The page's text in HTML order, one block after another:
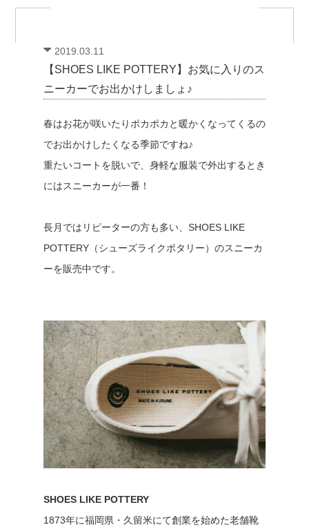
2019.03.11
【SHOES LIKE POTTERY】お気に入りのス
ニーカーでお出かけしましょ♪
春はお花が咲いたりポカポカと暖かくなってくるの
でお出かけしたくなる季節ですね♪
重たいコートを脱いで、身軽な服装で外出するとき
にはスニーカーが一番！
長月ではリピーターの方も多い、SHOES LIKE
POTTERY（シューズライクポタリー）のスニーカ
ーを販売中です。
SHOES LIKE POTTERY
1873年に福岡県・久留米にて創業を始めた老舗靴